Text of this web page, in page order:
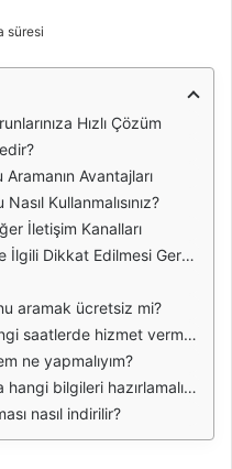
süresi
Hızlı Çözüm
Avantajları
Kullanmalısınız?
İletişim Kanalları
Dikkat Edilmesi Gerekenler
aramak ücretsiz mi?
hizmet vermektedir?
ne yapmalıyım?
bilgileri hazırlamalıyım?
nasıl indirilir?